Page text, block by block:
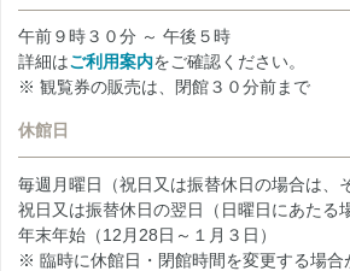
午前９時３０分 ～ 午後５時
詳細はご利用案内をご確認ください。
※ 観覧券の販売は、閉館３０分前まで
休館日
毎週月曜日（祝日又は振替休日の場合は、
祝日又は振替休日の翌日（日曜日にあたる
年末年始（12月28日～１月３日）
※ 臨時に休館日・閉館時間を変更する場合